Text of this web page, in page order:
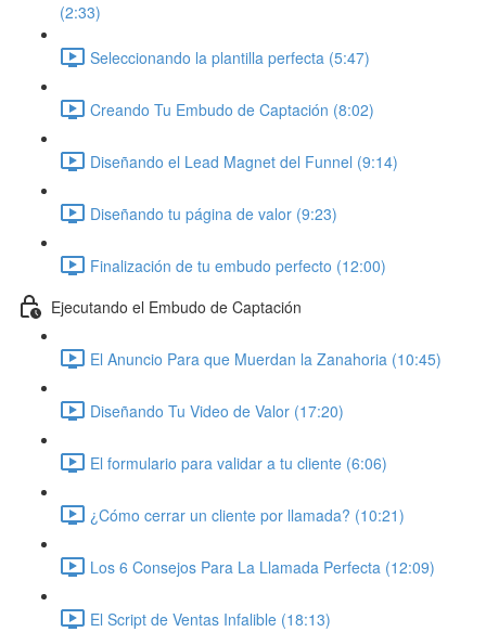
(2:33)
Seleccionando la plantilla perfecta (5:47)
Creando Tu Embudo de Captación (8:02)
Diseñando el Lead Magnet del Funnel (9:14)
Diseñando tu página de valor (9:23)
Finalización de tu embudo perfecto (12:00)
Ejecutando el Embudo de Captación
El Anuncio Para que Muerdan la Zanahoria (10:45)
Diseñando Tu Video de Valor (17:20)
El formulario para validar a tu cliente (6:06)
¿Cómo cerrar un cliente por llamada? (10:21)
Los 6 Consejos Para La Llamada Perfecta (12:09)
El Script de Ventas Infalible (18:13)